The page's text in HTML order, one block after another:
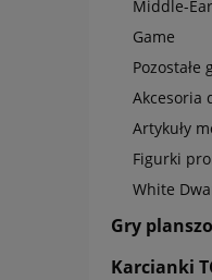
Middle-
Game
Pozostałe
Akcesoria
Artykuły
Figurki
White
Gry
Karcianki